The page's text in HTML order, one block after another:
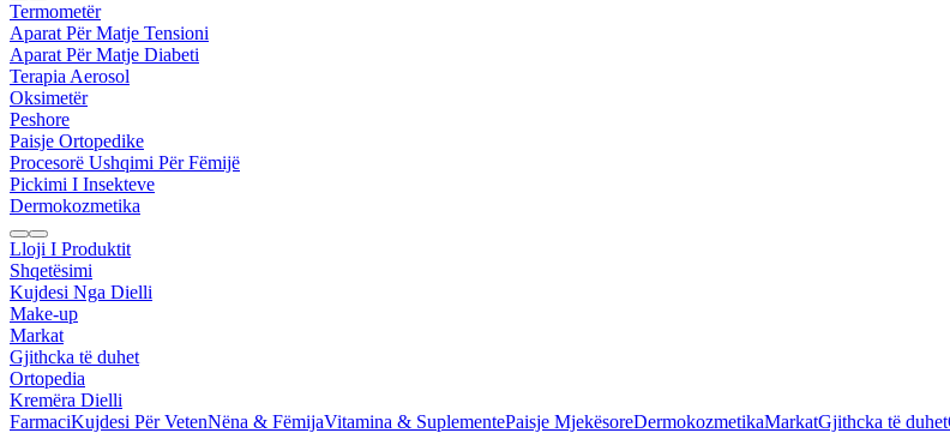
Termometër
Aparat Për Matje Tensioni
Aparat Për Matje Diabeti
Terapia Aerosol
Oksimetër
Peshore
Paisje Ortopedike
Procesorë Ushqimi Për Fëmijë
Pickimi I Insekteve
Dermokozmetika
Lloji I Produktit
Shqetësimi
Kujdesi Nga Dielli
Make-up
Markat
Gjithcka të duhet
Ortopedia
Kremëra Dielli
FarmaciKujdesi Për VetenNëna & FëmijaVitamina & SuplementePaisje MjekësoreDermokozmetikaMarkatGjithcka të duhet